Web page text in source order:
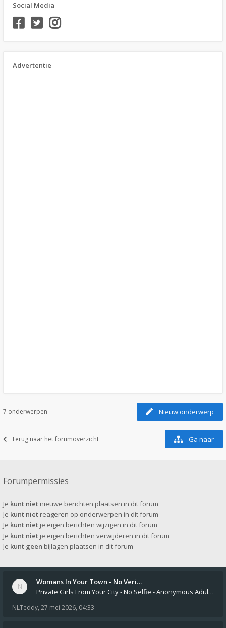
Social Media
Advertentie
Nieuw onderwerp
7 onderwerpen
Terug naar het forumoverzicht Ga naar
Forumpermissies
Je kunt niet nieuwe berichten plaatsen in dit forum
Je kunt niet reageren op onderwerpen in dit forum
Je kunt niet je eigen berichten wijzigen in dit forum
Je kunt niet je eigen berichten verwijderen in dit forum
Je kunt geen bijlagen plaatsen in dit forum
Womans In Your Town - No Veri…
Private Girls From Your City - No Selfie - Anonymous Adult Dating https://privatedates.live Private Girls In Your
NLTeddy, 27 mei 2026, 04:33